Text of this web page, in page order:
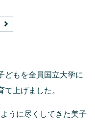
どもを全員国立大学に
上げました。
うに尽くしてきた美子